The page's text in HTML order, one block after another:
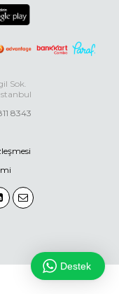
Sok.
8343
Destek